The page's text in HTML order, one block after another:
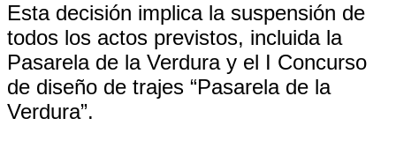
Esta decisión implica la suspensión de
todos los actos previstos, incluida la
Pasarela de la Verdura y el I Concurso
de diseño de trajes “Pasarela de la
Verdura”.